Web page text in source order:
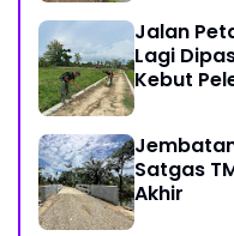
Jalan
Lagi
Kebut
Satgas
Akhir